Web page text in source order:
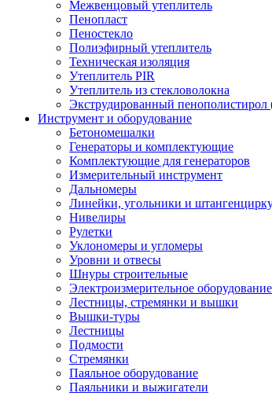
Межвенцовый утеплитель
Пенопласт
Пеностекло
Полиэфирный утеплитель
Техническая изоляция
Утеплитель PIR
Утеплитель из стекловолокна
Экструдированный пенополистирол
Инструмент и оборудование
Бетономешалки
Генераторы и комплектующие
Комплектующие для генераторов
Измерительный инструмент
Дальномеры
Линейки, угольники и
Нивелиры
Рулетки
Уклономеры и угломеры
Уровни и отвесы
Шнуры строительные
Электроизмерительное оборудование
Лестницы, стремянки и вышки
Вышки-туры
Лестницы
Подмости
Стремянки
Паяльное оборудование
Паяльники и выжигатели